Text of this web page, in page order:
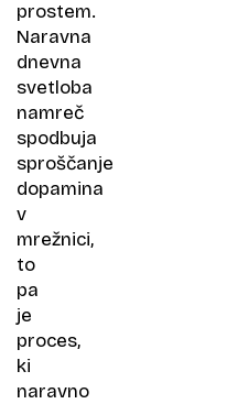
prostem.
Naravna
dnevna
svetloba
namreč
spodbuja
sproščanje
dopamina
v
mrežnici,
to
pa
je
proces,
ki
naravno